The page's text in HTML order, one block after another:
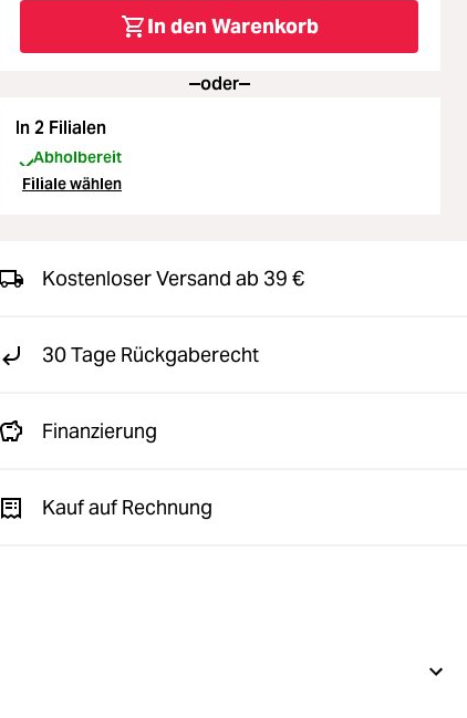
In den Warenkorb
oder
In 2 Filialen
Abholbereit
Filiale wählen
Kostenloser Versand ab 39 €
30 Tage Rückgaberecht
Finanzierung
Kauf auf Rechnung